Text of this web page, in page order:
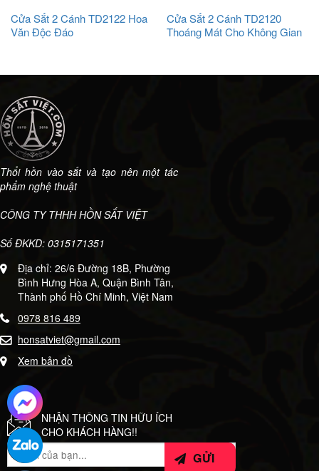
Cửa Sắt 2 Cánh TD2122 Hoa
Văn Độc Đáo
Cửa Sắt 2 Cánh TD2120
Thoáng Mát Cho Không Gian
Thổi hồn vào sắt và tạo nên một tác
phẩm nghệ thuật
CÔNG TY THHH HỒN SẮT VIỆT
Số ĐKKD: 0315171351
Địa chỉ: 26/6 Đường 18B, Phường
Bình Hưng Hòa A, Quận Bình Tân,
Thành phố Hồ Chí Minh, Việt Nam
0978 816 489
honsatviet@gmail.com
Xem bản đồ
NHẬN THÔNG TIN HỮU ÍCH
CHO KHÁCH HÀNG!!